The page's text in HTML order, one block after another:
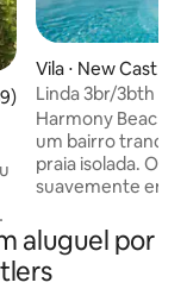
avaliação média
Vila ⋅ New Castle
Linda 3br/3bth c/
até a praia
Harmony Beach
um bairro
praia isolada. Observe as ondas rolarem
suavemente
Todo conforto foi
que você tenha
e memorável,
aluguel por